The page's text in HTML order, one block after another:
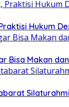
Hukum
Bisa Makan